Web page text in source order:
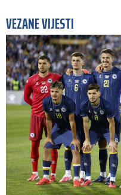
VEZANE VIJESTI